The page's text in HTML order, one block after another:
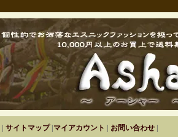
サイトマップ| マイアカウント お問い合わせ|